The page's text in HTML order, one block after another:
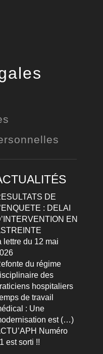
DE
: DELAI
EN
lettre du 12 mai
du régime
des
hospitaliers
de travail
: Une
est (…)
Numéro
est sorti !!